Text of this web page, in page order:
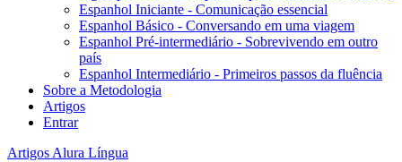
Espanhol Iniciante - Comunicação essencial
Espanhol Básico - Conversando em uma viagem
Espanhol Pré-intermediário - Sobrevivendo em outro
país
Espanhol Intermediário - Primeiros passos da fluência
Sobre a Metodologia
Artigos
Entrar
Artigos Alura Língua